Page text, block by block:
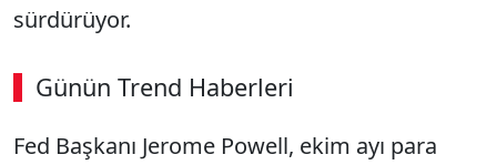
sürdürüyor.
Günün Trend Haberleri
Fed Başkanı Jerome Powell, ekim ayı para